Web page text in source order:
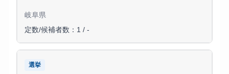
岐阜県
定数/候補者数：1 / -
選挙